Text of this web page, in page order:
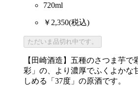
720ml
￥2,350(税込)
ただいま品切れ中です。
【田崎酒造】五種のさつま芋で
彩」の、より濃厚でふくよかな
しめる「37度」の原酒です。